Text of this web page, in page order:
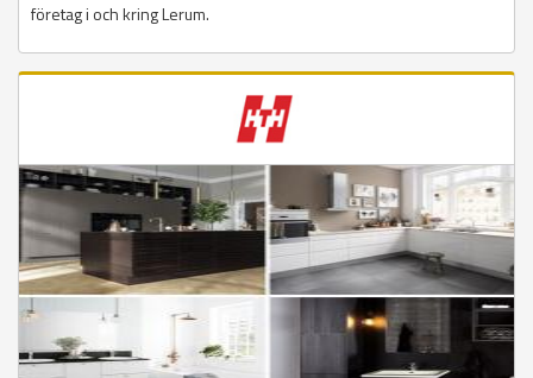
företag i och kring Lerum.